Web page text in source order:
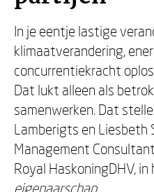
In je eentje lastige
klimaatverandering,
concurrentiekracht
Dat lukt alleen als
samenwerken. Dat
Lamberigts en Liesbeth
Management
Royal HaskoningDHV, in
eigenaarschap.